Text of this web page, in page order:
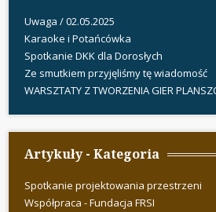
Uwaga / 02.05.2025
Karaoke i Potańcówka
Spotkanie DKK dla Dorosłych
Ze smutkiem przyjęliśmy tę wiadomość
WARSZTATY Z TWORZENIA GIER
Artykuły - Kategoria
Spotkanie projektowania przestrzeni
Współpraca - Fundacja FRSI